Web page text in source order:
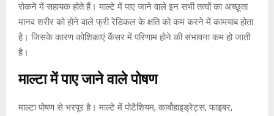
रोकने में सहायक होते हैं। माल्टे में पाए जाने वाले इन सभी तत्वों का अच्छूता
मानव शरीर को होने वाले फ्री रेडिकल के क्षति को कम करने में कामयाब होता
है। जिसके कारण कोशिकाएं कैंसर में परिणाम होने की संभावना कम हो जाती
है।
माल्टा में पाए जाने वाले पोषण
माल्टा पोषण से भरपूर है। माल्टे में पोटैशियम, कार्बोहाइड्रेट्स, फाइबर,